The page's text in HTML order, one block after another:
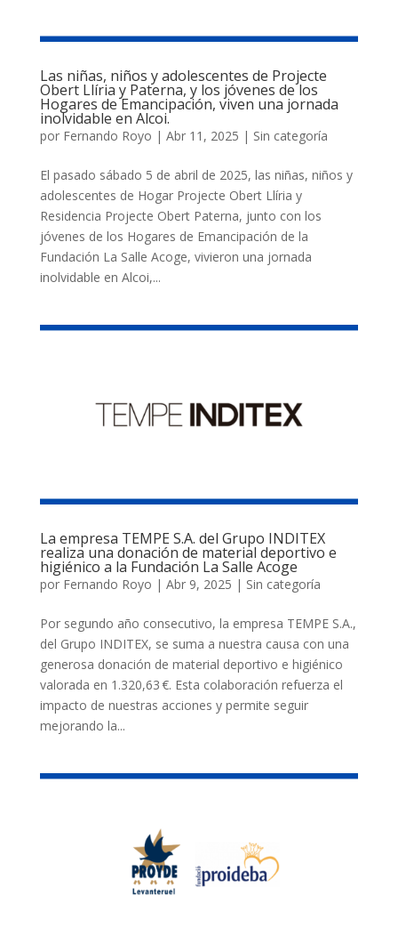
Las niñas, niños y adolescentes de Projecte
Obert Llíria y Paterna, y los jóvenes de los
Hogares de Emancipación, viven una jornada
inolvidable en Alcoi.
por Fernando Royo | Abr 11, 2025 | Sin categoría
El pasado sábado 5 de abril de 2025, las niñas, niños y
adolescentes de Hogar Projecte Obert Llíria y
Residencia Projecte Obert Paterna, junto con los
jóvenes de los Hogares de Emancipación de la
Fundación La Salle Acoge, vivieron una jornada
inolvidable en Alcoi,...
La empresa TEMPE S.A. del Grupo INDITEX
realiza una donación de material deportivo e
higiénico a la Fundación La Salle Acoge
por Fernando Royo | Abr 9, 2025 | Sin categoría
Por segundo año consecutivo, la empresa TEMPE S.A.,
del Grupo INDITEX, se suma a nuestra causa con una
generosa donación de material deportivo e higiénico
valorada en 1.320,63 €. Esta colaboración refuerza el
impacto de nuestras acciones y permite seguir
mejorando la...